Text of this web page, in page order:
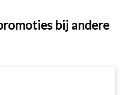
bij andere